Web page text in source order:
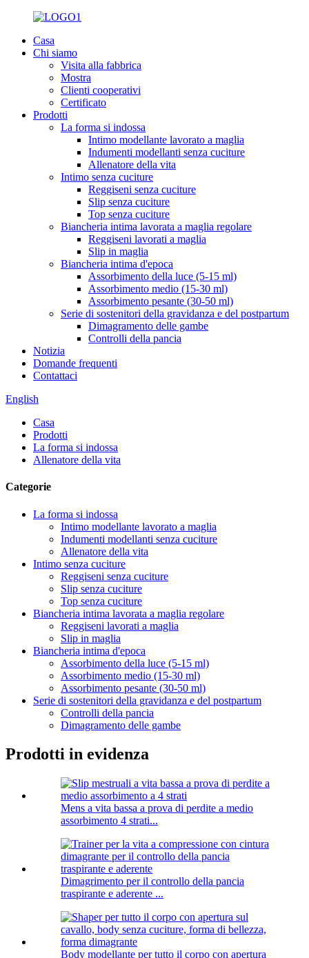
Casa
Chi siamo
Visita alla fabbrica
Mostra
Clienti cooperativi
Certificato
Prodotti
La forma si indossa
Intimo modellante lavorato a maglia
Indumenti modellanti senza cuciture
Allenatore della vita
Intimo senza cuciture
Reggiseni senza cuciture
Slip senza cuciture
Top senza cuciture
Biancheria intima lavorata a maglia regolare
Reggiseni lavorati a maglia
Slip in maglia
Biancheria intima d'epoca
Assorbimento della luce (5-15 ml)
Assorbimento medio (15-30 ml)
Assorbimento pesante (30-50 ml)
Serie di sostenitori della gravidanza e del postpartum
Dimagramento delle gambe
Controlli della pancia
Notizia
Domande frequenti
Contattaci
English
Casa
Prodotti
La forma si indossa
Allenatore della vita
Categorie
La forma si indossa
Intimo modellante lavorato a maglia
Indumenti modellanti senza cuciture
Allenatore della vita
Intimo senza cuciture
Reggiseni senza cuciture
Slip senza cuciture
Top senza cuciture
Biancheria intima lavorata a maglia regolare
Reggiseni lavorati a maglia
Slip in maglia
Biancheria intima d'epoca
Assorbimento della luce (5-15 ml)
Assorbimento medio (15-30 ml)
Assorbimento pesante (30-50 ml)
Serie di sostenitori della gravidanza e del postpartum
Controlli della pancia
Dimagramento delle gambe
Prodotti in evidenza
Mens a vita bassa a prova di perdite a medio
assorbimento 4 strati...
Dimagrimento per il controllo della pancia
traspirante e aderente ...
Body modellante per tutto il corpo con apertura